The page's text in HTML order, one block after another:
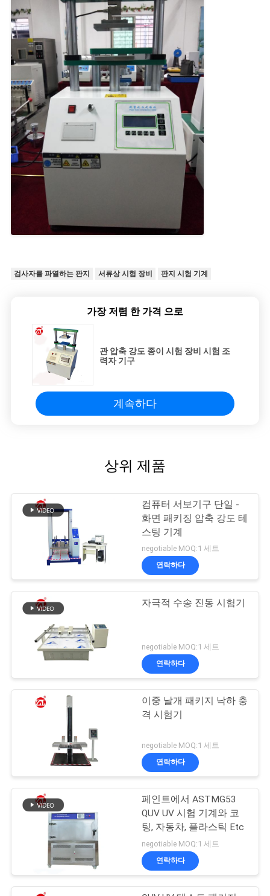
검사자를 파열하는 판지 서류상 시험 장비 판지 시험 기계
가장 저렴 한 가격 으로
관 압축 강도 종이 시험 장비 시험 조
력자 기구
계속하다
상위 제품
컴퓨터 서보기구 단일 -
화면 패키징 압축 강도 테
스팅 기계
negotiable MOQ:1 세트
연락하다
자극적 수송 진동 시험기
negotiable MOQ:1 세트
연락하다
이중 날개 패키지 낙하 충
격 시험기
negotiable MOQ:1 세트
연락하다
페인트에서 ASTMG53
QUV UV 시험 기계와 코
팅, 자동차, 플라스틱 Etc
negotiable MOQ:1 세트
연락하다